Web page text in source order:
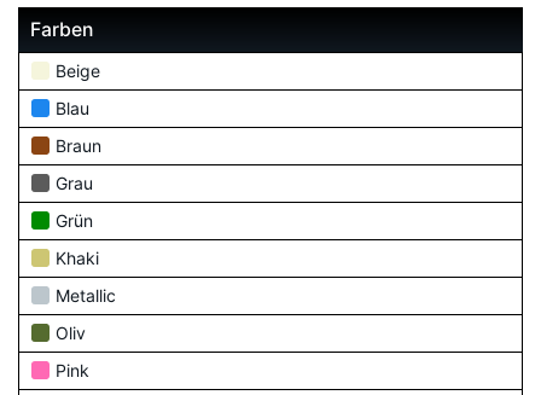
Farben
Beige
Blau
Braun
Grau
Grün
Khaki
Metallic
Oliv
Pink